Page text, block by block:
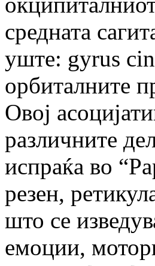
средната
уште: gyrus
орбиталните
Овој
различните
испраќа во
резен,
што се
емоции,